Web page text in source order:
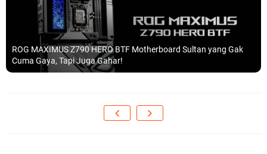
ROG MAXIMUS Z790 HERO BTF Motherboard Sultan yang Gak
Cuma Gaya, Tapi Juga Gahar!